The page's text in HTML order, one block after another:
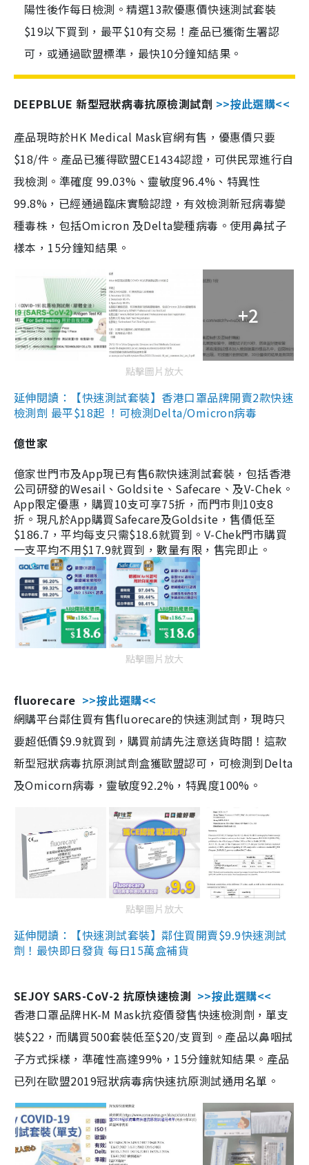
陽性後作每日檢測。精選13款優惠價快速測試套裝
$19以下買到，最平$10有交易！產品已獲衛生署認
可，或通過歐盟標準，最快10分鐘知結果。
DEEPBLUE 新型冠狀病毒抗原檢測試劑 >>按此選購<<
產品現時於HK Medical Mask官網有售，優惠價只要
$18/件。產品已獲得歐盟CE1434認證，可供民眾進行自
我檢測。準確度 99.03%、靈敏度96.4%、特異性
99.8%，已經通過臨床實驗認證，有效檢測新冠病毒變
種毒株，包括Omicron 及Delta變種病毒。使用鼻拭子
樣本，15分鐘知結果。
+2
點擊圖片放大
延伸閱讀：【快速測試套裝】香港口罩品牌開賣2款快速
檢測劑 最平$18起 ！可檢測Delta/Omicron病毒
億世家
億家世門市及App現已有售6款快速測試套裝，包括香港
公司研發的Wesail、Goldsite、Safecare、及V-Chek。
App限定優惠，購買10支可享75折，而門市則10支8
折。現凡於App購買Safecare及Goldsite，售價低至
$186.7，平均每支只需$18.6就買到。V-Chek門市購買
一支平均不用$17.9就買到，數量有限，售完即止。
點擊圖片放大
fluorecare >>按此選購<<
網購平台鄰住買有售fluorecare的快速測試劑，現時只
要超低價$9.9就買到，購買前請先注意送貨時間！這款
新型冠狀病毒抗原測試劑盒獲歐盟認可，可檢測到Delta
及Omicorn病毒，靈敏度92.2%，特異度100%。
點擊圖片放大
延伸閱讀：【快速測試套裝】鄰住買開賣$9.9快速測試
劑！最快即日發貨 每日15萬盒補貨
SEJOY SARS-CoV-2 抗原快速檢測 >>按此選購<<
香港口罩品牌HK-M Mask抗疫價發售快速檢測劑，單支
裝$22，而購買500套裝低至$20/支買到。產品以鼻咽拭
子方式採樣，準確性高達99%，15分鐘就知結果。產品
已列在歐盟2019冠狀病毒病快速抗原測試通用名單。